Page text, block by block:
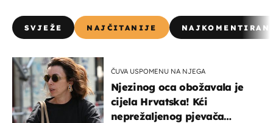
SVJEŽE NAJČITANIJE
ČUVA USPOMENU NA NJEGA
Njezinog oca obožavala je
cijela Hrvatska! Kći
neprežaljenog pjevača